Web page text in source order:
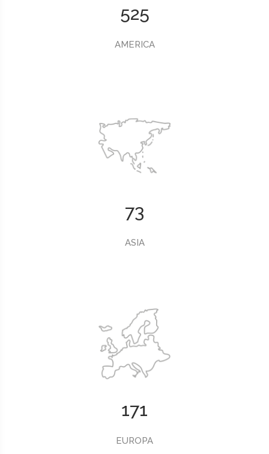
525
AMERICA
73
ASIA
171
EUROPA